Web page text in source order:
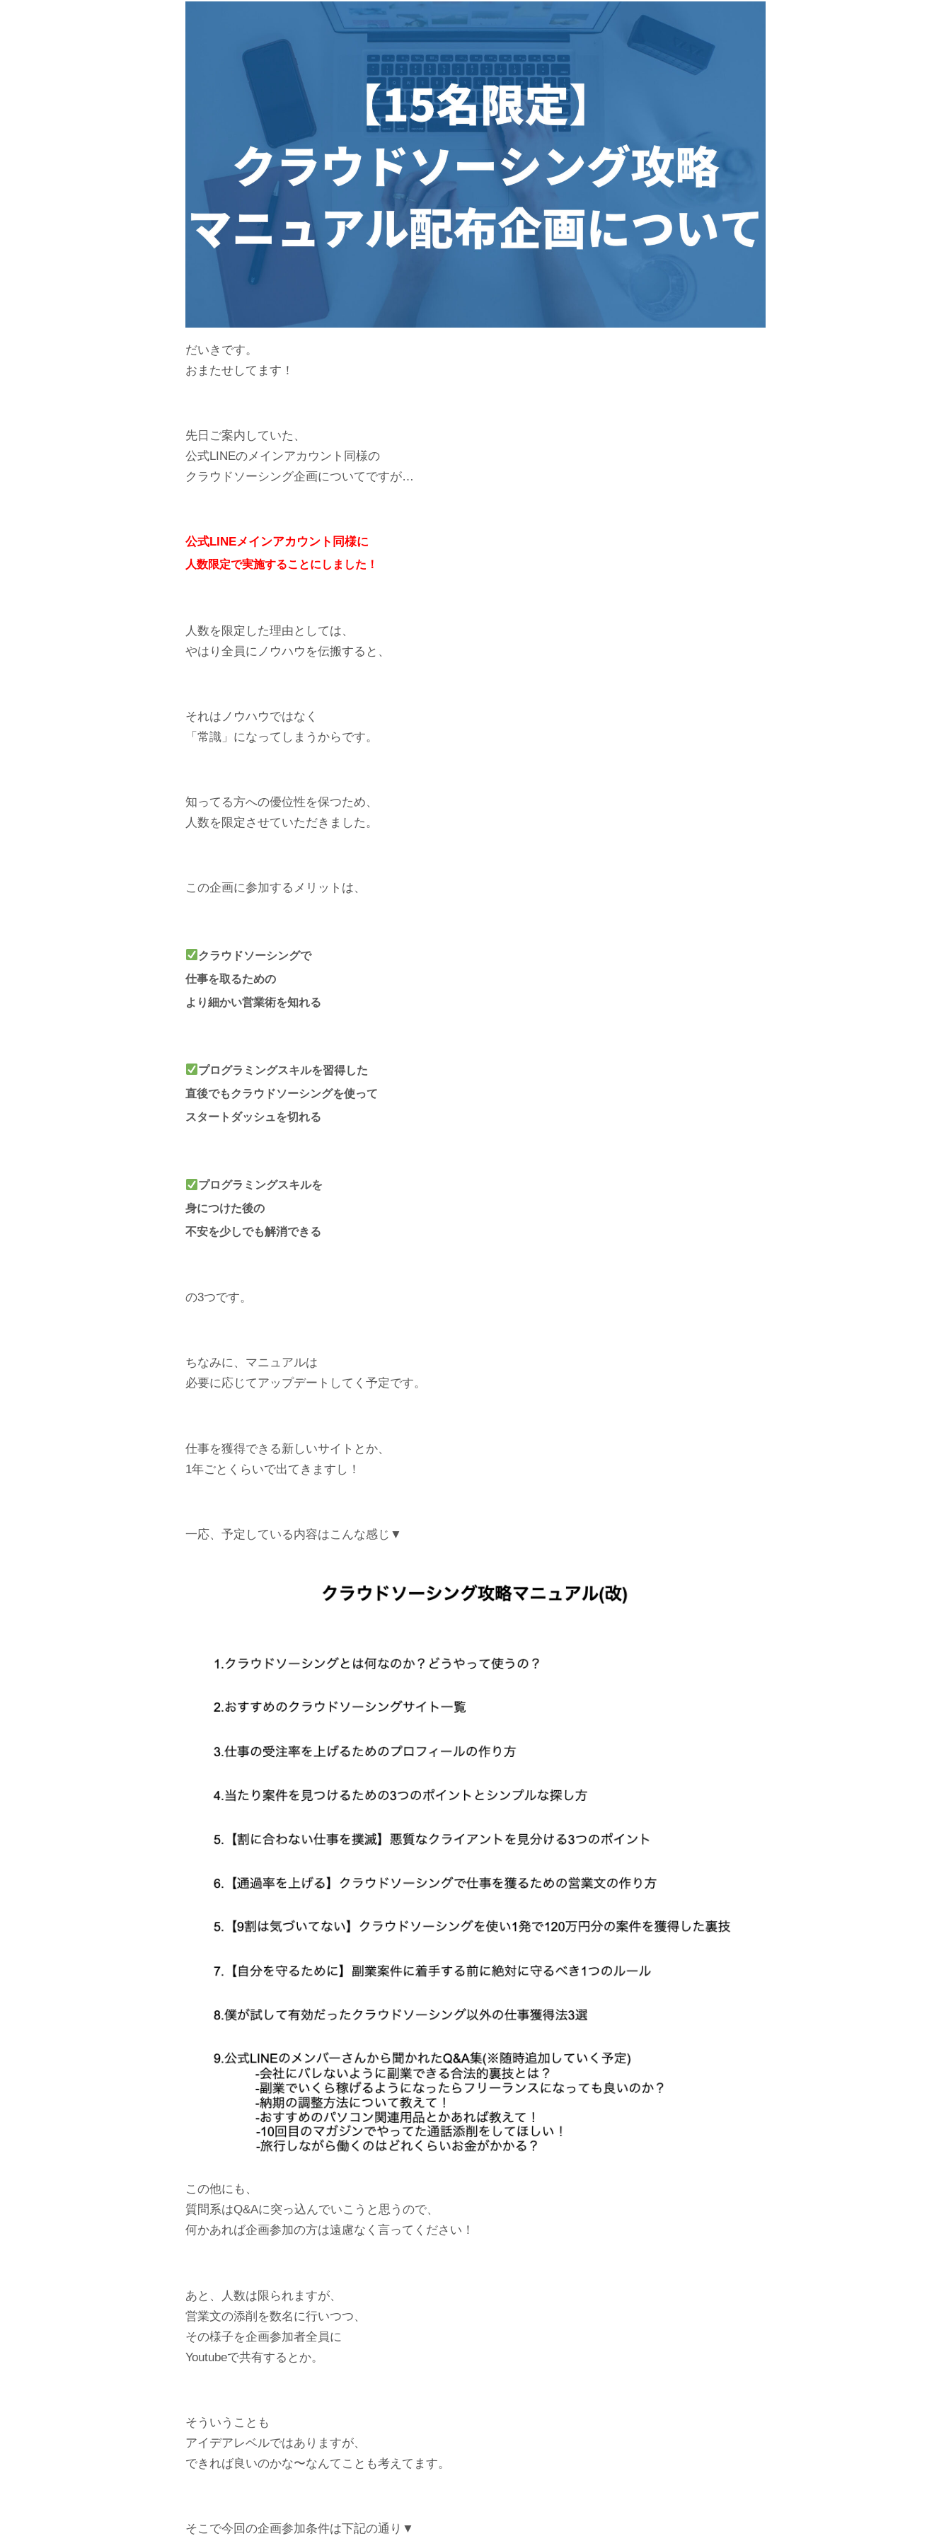
だいきです。
おまたせしてます！
先日ご案内していた、
公式LINEのメインアカウント同様の
クラウドソーシング企画についてですが…
公式LINEメインアカウント同様に
人数限定で実施することにしました！
人数を限定した理由としては、
やはり全員にノウハウを伝搬すると、
それはノウハウではなく
「常識」になってしまうからです。
知ってる方への優位性を保つため、
人数を限定させていただきました。
この企画に参加するメリットは、
クラウドソーシングで
仕事を取るための
より細かい営業術を知れる
プログラミングスキルを習得した
直後でもクラウドソーシングを使って
スタートダッシュを切れる
プログラミングスキルを
身につけた後の
不安を少しでも解消できる
の3つです。
ちなみに、マニュアルは
必要に応じてアップデートしてく予定です。
仕事を獲得できる新しいサイトとか、
1年ごとくらいで出てきますし！
一応、予定している内容はこんな感じ▼
この他にも、
質問系はQ&Aに突っ込んでいこうと思うので、
何かあれば企画参加の方は遠慮なく言ってください！
あと、人数は限られますが、
営業文の添削を数名に行いつつ、
その様子を企画参加者全員に
Youtubeで共有するとか。
そういうことも
アイデアレベルではありますが、
できれば良いのかな〜なんてことも考えてます。
そこで今回の企画参加条件は下記の通り▼